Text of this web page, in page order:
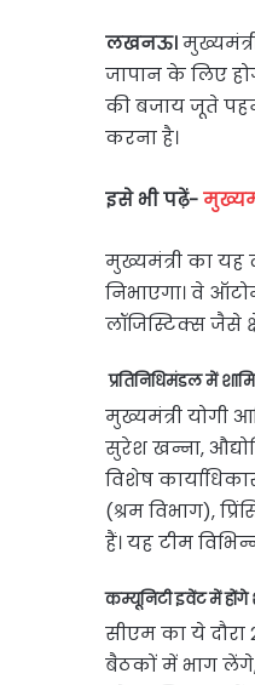
लखनऊ।
जापान के लिए
की बजाय जूते
करना है।
इसे भी पढ़ें-
मुख्यमंत्री का यह
निभाएगा। वे
लॉजिस्टिक्स जैसे
प्रतिनिधिमंडल में
मुख्यमंत्री योगी
सुरेश खन्ना,
विशेष
(श्रम विभाग),
हैं। यह टीम
कम्यूनिटी इवेंट में होंगे
सीएम का ये दौरा
बैठकों में भाग